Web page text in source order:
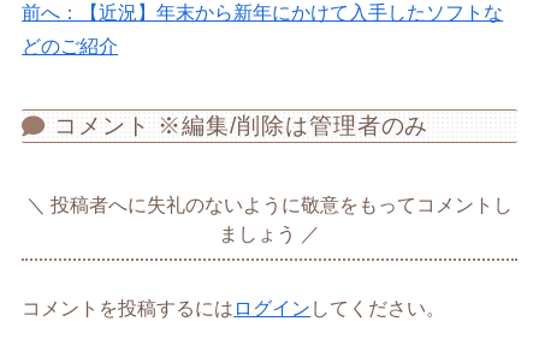
前へ：【近況】年末から新年にかけて入手したソフトな
どのご紹介
コメント ※編集/削除は管理者のみ
投稿者へに失礼のないように敬意をもってコメントし
ましょう
コメントを投稿するには ログイン してください。